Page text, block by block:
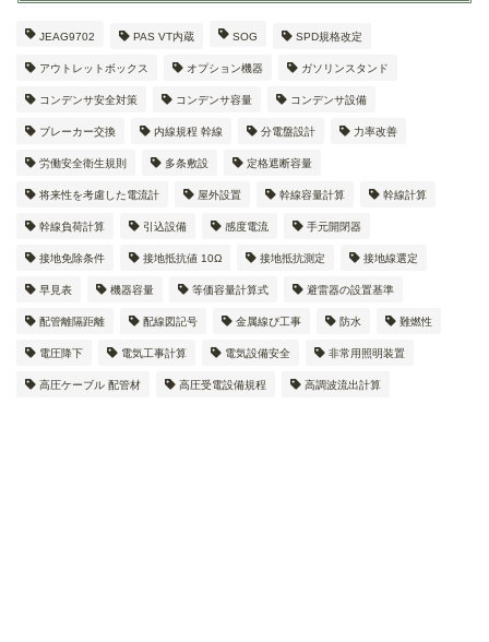
JEAG9702 PAS VT内蔵 SOG SPD規格改定
アウトレットボックス オプション機器 ガソリンスタンド
コンデンサ安全対策 コンデンサ容量 コンデンサ設備
ブレーカー交換 内線規程 幹線 分電盤設計 力率改善
労働安全衛生規則 多条敷設 定格遮断容量
将来性を考慮した電流計 屋外設置 幹線容量計算 幹線計算
幹線負荷計算 引込設備 感度電流 手元開閉器
接地免除条件 接地抵抗値 10Ω 接地抵抗測定 接地線選定
早見表 機器容量 等価容量計算式 避雷器の設置基準
配管離隔距離 配線図記号 金属線ぴ工事 防水 難燃性
電圧降下 電気工事計算 電気設備安全 非常用照明装置
高圧ケーブル 配管材 高圧受電設備規程 高調波流出計算